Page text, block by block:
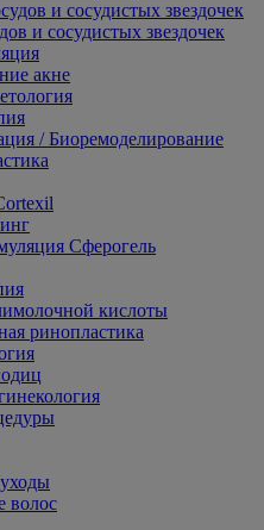
и сосудистых звездочек
акне
/ Биоремоделирование
Сферогель
кислоты
ринопластика
волос